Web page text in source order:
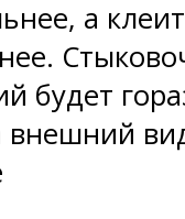
а
будет
внешний